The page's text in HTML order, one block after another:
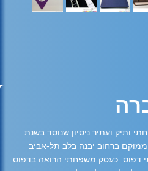
ותיק ועתיר ניסיון שנוסד בשנת
ממוקם ברחוב יבנה בלב תל-אביב
דפוס. כעסק משפחתי הרואה בדפוס